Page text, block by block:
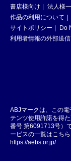
書店様向け
法人様
作品の利用について
サイトポリシー
Do
利用者情報の外部送
ABJマークは、この
テンツ使用許諾を得
番号 第6091713号）
ービスの一覧はこちら
https://aebs.or.jp/